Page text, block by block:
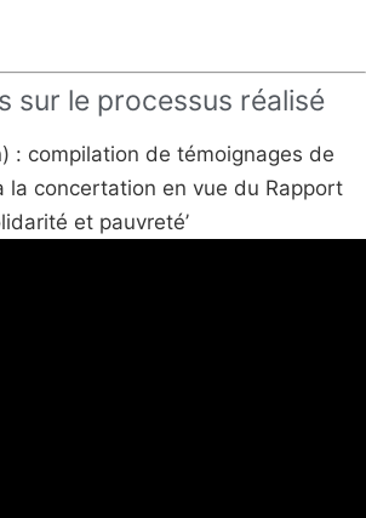
sur le processus réalisé
: compilation de témoignages de
la concertation en vue du Rapport
et pauvreté’